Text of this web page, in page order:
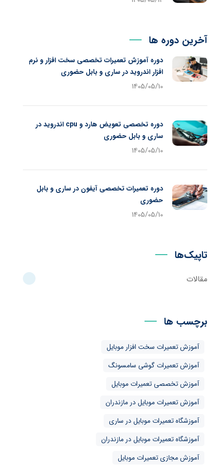
آخرین دوره ها
دوره آموزش تعمیرات تخصصی سخت افزار و نرم
افزار اندروید در ساری و بابل حضوری
1405/05/10
دوره تخصصی تعویض هارد و cpu اندروید در
ساری و بابل حضوری
1405/05/10
دوره تعمیرات تخصصی آیفون در ساری و بابل
حضوری
1405/05/10
تاپیک‌ها
مقالات
برچسب ها
آموزش تعمیرات سخت افزار موبایل
آموزش تعمیرات گوشی سامسونگ
آموزش تخصصی تعمیرات موبایل
آموزش تعمیرات موبایل در مازندران
آموزشگاه تعمیرات موبایل در ساری
آموزشگاه تعمیرات موبایل در مازندران
آموزش مجازی تعمیرات موبایل